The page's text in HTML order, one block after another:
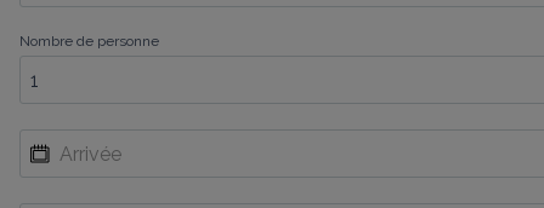
Nombre de personne